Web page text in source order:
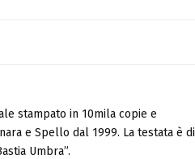
stampato in 10mila copie e
e Spello dal 1999. La testata è di
Umbra”.